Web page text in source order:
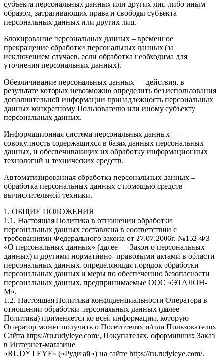
субъекта персональных данных или других лиц либо иным
образом, затрагивающих права и свободы субъекта
персональных данных или других лиц.
Блокирование персональных данных – временное
прекращение обработки персональных данных (за
исключением случаев, если обработка необходима для
уточнения персональных данных).
Обезличивание персональных данных — действия, в
результате которых невозможно определить без использования
дополнительной информации принадлежность персональных
данных конкретному Пользователю или иному субъекту
персональных данных.
Информационная система персональных данных —
совокупность содержащихся в базах данных персональных
данных, и обеспечивающих их обработку информационных
технологий и технических средств.
Автоматизированная обработка персональных данных –
обработка персональных данных с помощью средств
вычислительной техники.
1. ОБЩИЕ ПОЛОЖЕНИЯ
1.1. Настоящая Политика в отношении обработки
персональных данных составлена в соответствии с
требованиями Федерального закона от 27.07.2006г. №152-ФЗ
«О персональных данных» (далее — Закон о персональных
данных) и другими нормативно- правовыми актами в области
персональных данных, определяющая порядок обработки
персональных данных и меры по обеспечению безопасности
персональных данных, предпринимаемые ООО «ЭТАЛОН-
М».
1.2. Настоящая Политика конфиденциальности Оператора в
отношении обработки персональных данных (далее –
Политика) применяется ко всей информации, которую
Оператор может получить о Посетителях и/или Пользователях
Сайта https://ru.rudyieye.com/, Покупателях, оформивших Заказ
в Интернет-магазине
«RUDY I EYE» («Руди ай») на сайте https://ru.rudyieye.com/.